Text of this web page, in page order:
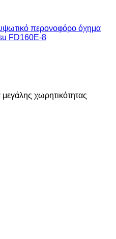
περονοφόρο όχημα
FD160E-8
χωρητικότητας